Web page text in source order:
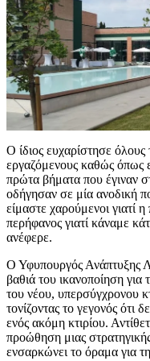
Ο ίδιος ευχαρίστησε όλους
εργαζόμενους καθώς όπως
πρώτα βήματα που έγιναν
οδήγησαν σε μία ανοδική
είμαστε χαρούμενοι γιατί
περήφανος γιατί κάναμε
ανέφερε.
Ο Υφυπουργός Ανάπτυξης
βαθιά του ικανοποίηση για
του νέου, υπερσύγχρονου
τονίζοντας το γεγονός ότι
ενός ακόμη κτιρίου.
προώθηση μιας
ενσαρκώνει το όραμα για